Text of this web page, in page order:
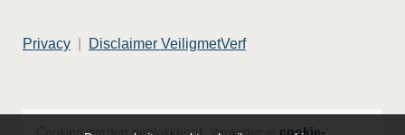
Privacy Disclaimer VeiligmetVerf
Cookies worden geblokkeerd. Verander je cookie-